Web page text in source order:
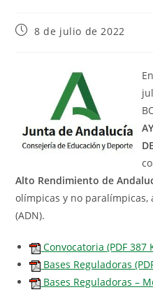
8 de julio de 2022
Alto Rendimiento de
olímpicas y no
(ADN).
Convocatoria (PDF 387
Bases Reguladoras
Bases Reguladoras –